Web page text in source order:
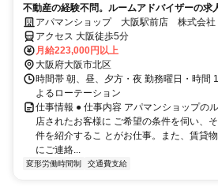
不動産の経験不問。ルームアドバイザーの求
阪駅前店のお仕事です
アパマンショップ 大阪駅前店 株式会社
ン
アクセス 大阪徒歩5分
月給223,000円以上
大阪府大阪市北区
時間帯 朝、昼、夕方・夜 勤務曜日・時間
よるローテーション
仕事情報 ● 仕事内容 アパマンショップの
店されたお客様に ご希望の条件を伺い、
件を紹介するこ とがお仕事。また、賃貸
にご連絡...
変形労働時間制 交通費支給